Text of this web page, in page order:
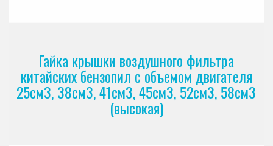
Гайка крышки воздушного фильтра
китайских бензопил с объемом двигателя
25см3, 38см3, 41см3, 45см3, 52см3, 58см3
(высокая)